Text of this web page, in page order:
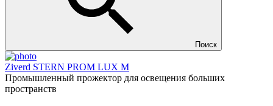
Поиск
Ziverd STERN PROM LUX M
Промышленный прожектор для освещения больших
пространств